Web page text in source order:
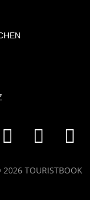
TOURISTBOOK